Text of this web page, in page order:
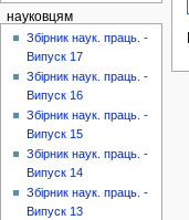
науковцям
Збірник наук. праць. -
Випуск 17
Збірник наук. праць. -
Випуск 16
Збірник наук. праць. -
Випуск 15
Збірник наук. праць. -
Випуск 14
Збірник наук. праць. -
Випуск 13